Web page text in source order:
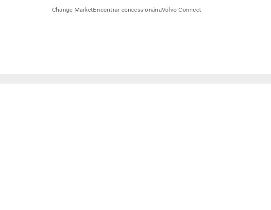
Change MarketEncontrar concessionáriaVolvo Connect